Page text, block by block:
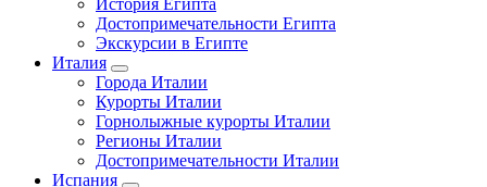
История Египта
Достопримечательности Египта
Экскурсии в Египте
Италия
Города Италии
Курорты Италии
Горнолыжные курорты Италии
Регионы Италии
Достопримечательности Италии
Испания